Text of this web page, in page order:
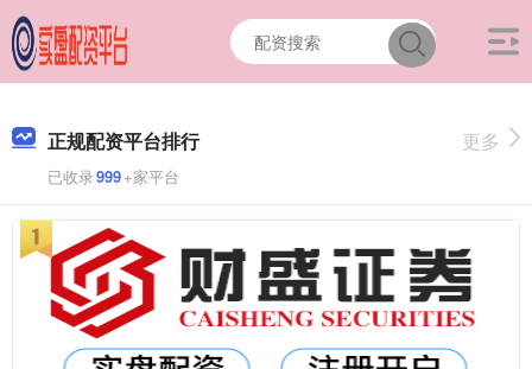
正规配资平台排行
已收录999+家平台
更多